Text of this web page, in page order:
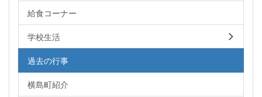
給食コーナー
学校生活
過去の行事
横島町紹介